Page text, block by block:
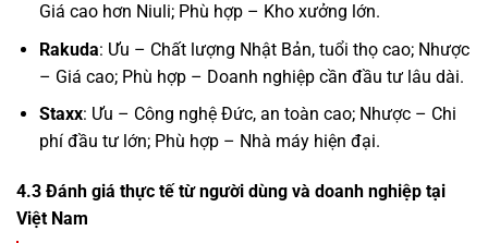
Giá cao hơn Niuli; Phù hợp – Kho xưởng lớn.
Rakuda: Ưu – Chất lượng Nhật Bản, tuổi thọ cao; Nhược
– Giá cao; Phù hợp – Doanh nghiệp cần đầu tư lâu dài.
Staxx: Ưu – Công nghệ Đức, an toàn cao; Nhược – Chi
phí đầu tư lớn; Phù hợp – Nhà máy hiện đại.
4.3 Đánh giá thực tế từ người dùng và doanh nghiệp tại
Việt Nam